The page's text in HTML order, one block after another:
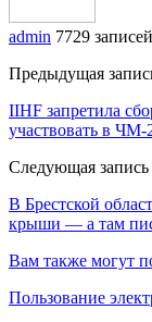
admin 7729 записей
Предыдущая
IIHF запретила
участвовать в ЧМ-
Следующая запись
В Брестской
крыши — а там
Вам также могут
Пользование